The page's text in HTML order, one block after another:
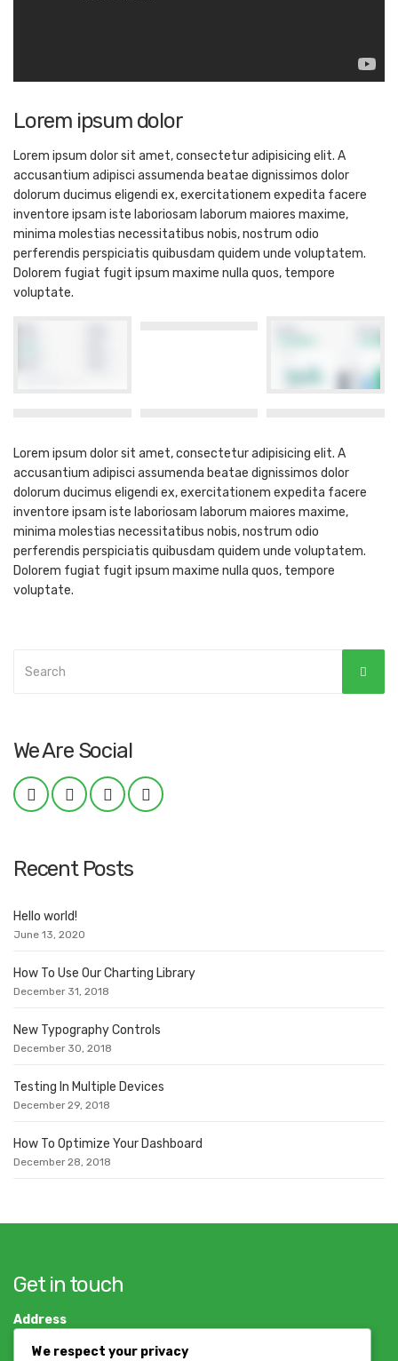
Lorem ipsum dolor
Lorem ipsum dolor sit amet, consectetur adipisicing elit. A
accusantium adipisci assumenda beatae dignissimos dolor
dolorum ducimus eligendi ex, exercitationem expedita facere
inventore ipsam iste laboriosam laborum maiores maxime,
minima molestias necessitatibus nobis, nostrum odio
perferendis perspiciatis quibusdam quidem unde voluptatem.
Dolorem fugiat fugit ipsum maxime nulla quos, tempore
voluptate.
Lorem ipsum dolor sit amet, consectetur adipisicing elit. A
accusantium adipisci assumenda beatae dignissimos dolor
dolorum ducimus eligendi ex, exercitationem expedita facere
inventore ipsam iste laboriosam laborum maiores maxime,
minima molestias necessitatibus nobis, nostrum odio
perferendis perspiciatis quibusdam quidem unde voluptatem.
Dolorem fugiat fugit ipsum maxime nulla quos, tempore
voluptate.
for:
We Are Social
Recent Posts
Hello world!
June 13, 2020
How To Use Our Charting Library
December 31, 2018
New Typography Controls
December 30, 2018
Testing In Multiple Devices
December 29, 2018
How To Optimize Your Dashboard
December 28, 2018
Get in touch
Address
Dar es salaam, Tanzania
We respect your privacy